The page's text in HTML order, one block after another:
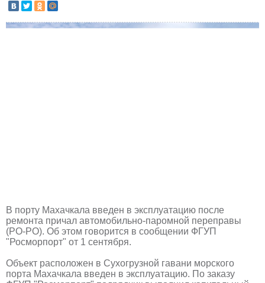
В порту Махачкала введен в эксплуатацию после
ремонта причал автомобильно-паромной переправы
(РО-РО). Об этом говорится в сообщении ФГУП
"Росморпорт" от 1 сентября.
Объект расположен в Сухогрузной гавани морского
порта Махачкала введен в эксплуатацию. По заказу